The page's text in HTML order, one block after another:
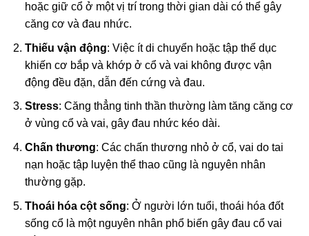
hoặc giữ cổ ở một vị trí trong thời gian dài có thể gây
căng cơ và đau nhức.
Thiếu vận động: Việc ít di chuyển hoặc tập thể dục
khiến cơ bắp và khớp ở cổ và vai không được vận
động đều đặn, dẫn đến cứng và đau.
Stress: Căng thẳng tinh thần thường làm tăng căng cơ
ở vùng cổ và vai, gây đau nhức kéo dài.
Chấn thương: Các chấn thương nhỏ ở cổ, vai do tai
nạn hoặc tập luyện thể thao cũng là nguyên nhân
thường gặp.
Thoái hóa cột sống: Ở người lớn tuổi, thoái hóa đốt
sống cổ là một nguyên nhân phổ biến gây đau cổ vai